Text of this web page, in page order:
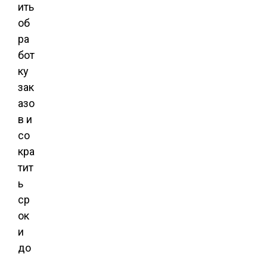
ить
об
ра
бот
ку
зак
азо
в и
со
кра
тит
ь
ср
ок
и
до